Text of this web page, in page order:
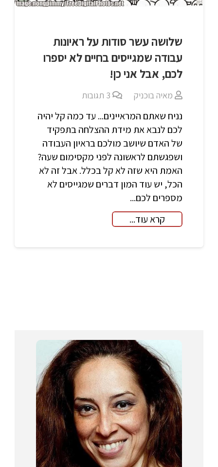
שלושה עשר סודות על ראיונות
עבודה שמגייסים בחיים לא יספרו
לכם, אבל אני כן!
מאיה בוכניק 3 תגובות
נניח שאתם המראיינים... עד כמה קל יהיה
לכם לנבא את מידת ההצלחה בתפקיד
של האדם שיושב מולכם בראיון העבודה
ושפגשתם לראשונה לפני מקסימום שעה?
האמת היא שזה לא קל בכלל. אבל זה לא
הכל, יש עוד המון דברים שמגייסים לא
מספרים לכם...
קרא עוד...